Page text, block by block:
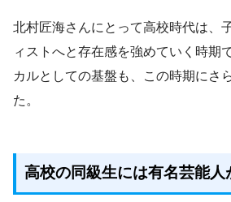
北村匠海さんにとって高校時代は、
ィストへと存在感を強めていく時期
カルとしての基盤も、この時期にさ
た。
高校の同級生には有名芸能人